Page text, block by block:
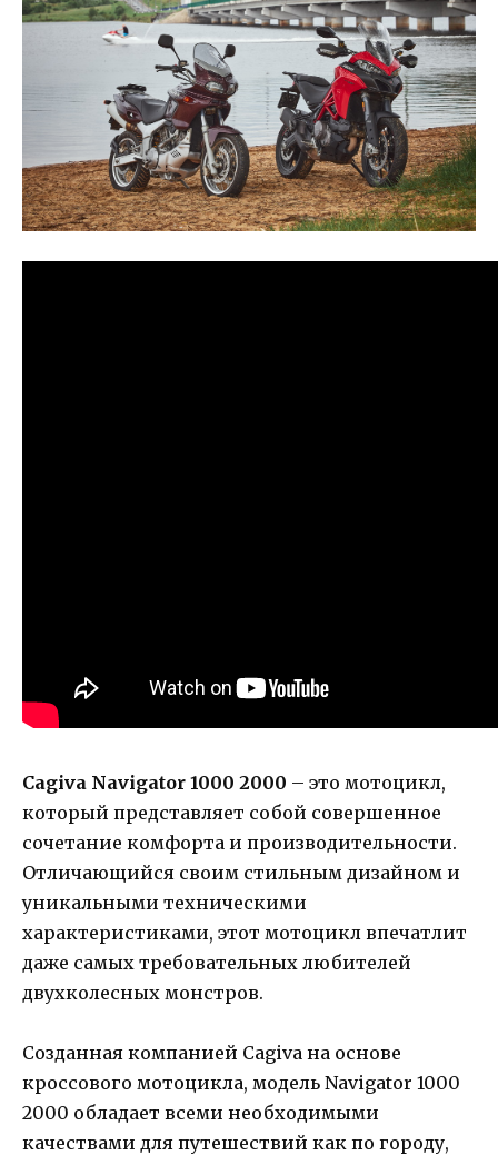
Cagiva Navigator 1000 2000 – это мотоцикл,
который представляет собой совершенное
сочетание комфорта и производительности.
Отличающийся своим стильным дизайном и
уникальными техническими
характеристиками, этот мотоцикл впечатлит
даже самых требовательных любителей
двухколесных монстров.
Созданная компанией Cagiva на основе
кроссового мотоцикла, модель Navigator 1000
2000 обладает всеми необходимыми
качествами для путешествий как по городу,